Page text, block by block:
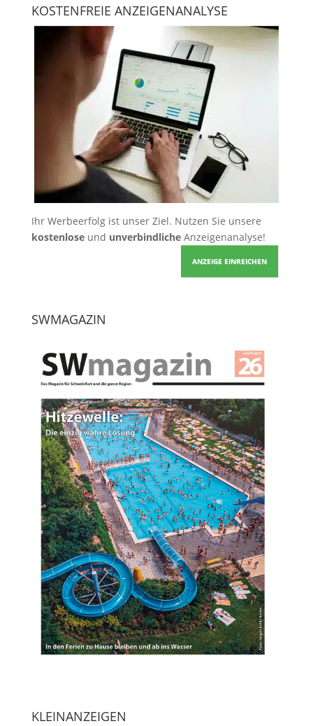
KOSTENFREIE ANZEIGENANALYSE
Ihr Werbeerfolg ist unser Ziel. Nutzen Sie unsere
kostenloseund unverbindlicheAnzeigenanalyse!
ANZEIGE EINREICHEN
SWMAGAZIN
KLEINANZEIGEN